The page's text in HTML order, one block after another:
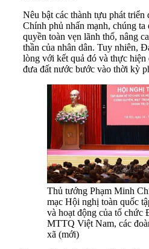
Nêu bật các thành tựu phát
Chính phủ nhấn mạnh, chúng
quyền toàn vẹn lãnh thổ, nâng
thần của nhân dân. Tuy nhiên,
lòng với kết quả đó và thực hiện
đưa đất nước bước vào thời kỳ
Thủ tướng Phạm Minh
mạc Hội nghị toàn quốc
và hoạt động của tổ chức
MTTQ Việt Nam, các
xã (mới)